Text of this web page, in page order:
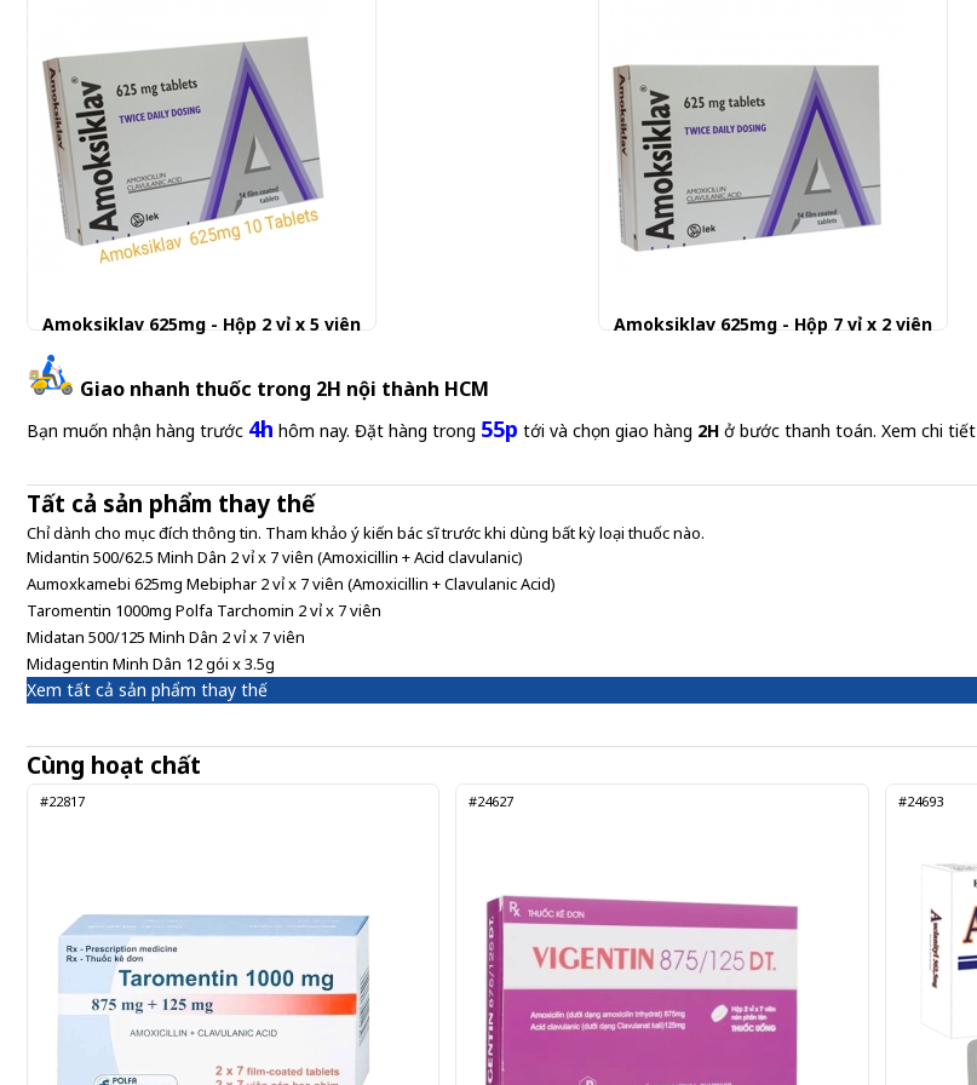
Amoksiklav 625mg - Hộp 2 vỉ x 5 viên Amoksiklav 625mg - Hộp 7 vỉ x 2 viên
Giao nhanh thuốc trong 2H nội thành HCM
Bạn muốn nhận hàng trước 4h hôm nay. Đặt hàng trong 55p tới và chọn giao hàng 2H ở bước thanh toán. Xem chi tiết
Tất cả sản phẩm thay thế
Chỉ dành cho mục đích thông tin. Tham khảo ý kiến bác sĩ trước khi dùng bất kỳ loại thuốc nào.
Midantin 500/62.5 Minh Dân 2 vỉ x 7 viên (Amoxicillin + Acid clavulanic)
Aumoxkamebi 625mg Mebiphar 2 vỉ x 7 viên (Amoxicillin + Clavulanic Acid)
Taromentin 1000mg Polfa Tarchomin 2 vỉ x 7 viên
Midatan 500/125 Minh Dân 2 vỉ x 7 viên
Midagentin Minh Dân 12 gói x 3.5g
Xem tất cả sản phẩm thay thế
Cùng hoạt chất
#22817 #24627 #24693